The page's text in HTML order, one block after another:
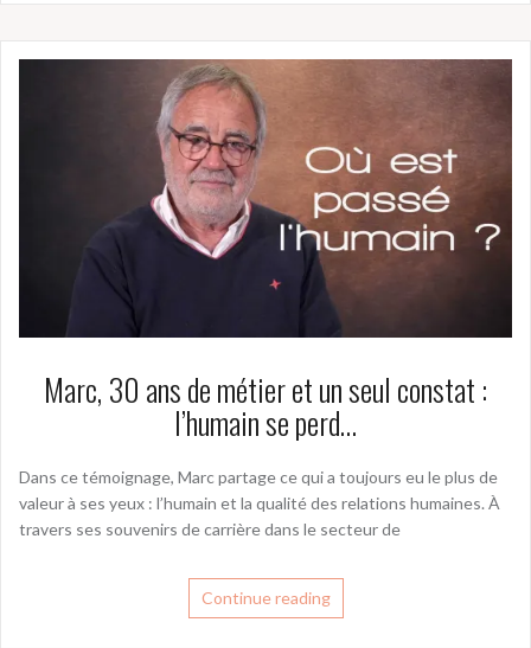
Marc, 30 ans de métier et un seul constat :
l’humain se perd…
Dans ce témoignage, Marc partage ce qui a toujours eu le plus de
valeur à ses yeux : l’humain et la qualité des relations humaines. À
travers ses souvenirs de carrière dans le secteur de
Continue reading